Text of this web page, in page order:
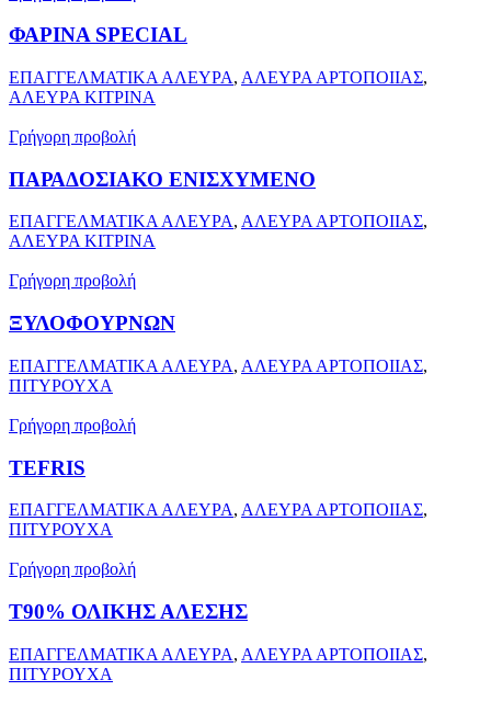
ΦΑΡΙΝΑ SPECIAL
ΕΠΑΓΓΕΛΜΑΤΙΚΑ ΑΛΕΥΡΑ, ΑΛΕΥΡΑ ΑΡΤΟΠΟΙΙΑΣ,
ΑΛΕΥΡΑ ΚΙΤΡΙΝΑ
Γρήγορη προβολή
ΠΑΡΑΔΟΣΙΑΚΟ ΕΝΙΣΧΥΜΕΝΟ
ΕΠΑΓΓΕΛΜΑΤΙΚΑ ΑΛΕΥΡΑ, ΑΛΕΥΡΑ ΑΡΤΟΠΟΙΙΑΣ,
ΑΛΕΥΡΑ ΚΙΤΡΙΝΑ
Γρήγορη προβολή
ΞΥΛΟΦΟΥΡΝΩΝ
ΕΠΑΓΓΕΛΜΑΤΙΚΑ ΑΛΕΥΡΑ, ΑΛΕΥΡΑ ΑΡΤΟΠΟΙΙΑΣ,
ΠΙΤΥΡΟΥΧΑ
Γρήγορη προβολή
TEFRIS
ΕΠΑΓΓΕΛΜΑΤΙΚΑ ΑΛΕΥΡΑ, ΑΛΕΥΡΑ ΑΡΤΟΠΟΙΙΑΣ,
ΠΙΤΥΡΟΥΧΑ
Γρήγορη προβολή
Τ90% ΟΛΙΚΗΣ ΑΛΕΣΗΣ
ΕΠΑΓΓΕΛΜΑΤΙΚΑ ΑΛΕΥΡΑ, ΑΛΕΥΡΑ ΑΡΤΟΠΟΙΙΑΣ,
ΠΙΤΥΡΟΥΧΑ